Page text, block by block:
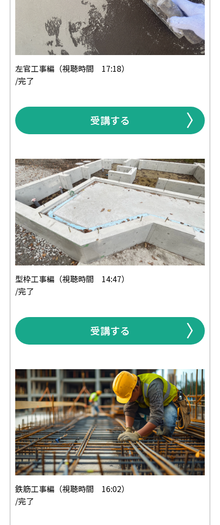
左官工事編（視聴時間 17:18）
/完了
受講する
型枠工事編（視聴時間 14:47）
/完了
受講する
鉄筋工事編（視聴時間 16:02）
/完了